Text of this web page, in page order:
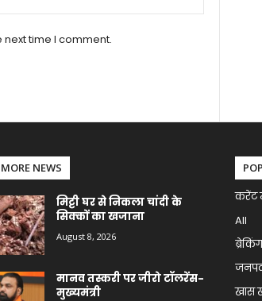
time I comment.
NEWS
मिट्टी घर से निकला चांदी के
सिक्कों का खजाना
August 8, 2026
मानव तस्करी पर जीरो टॉलरेंस-
मुख्यमंत्री
करेंट
All
खास